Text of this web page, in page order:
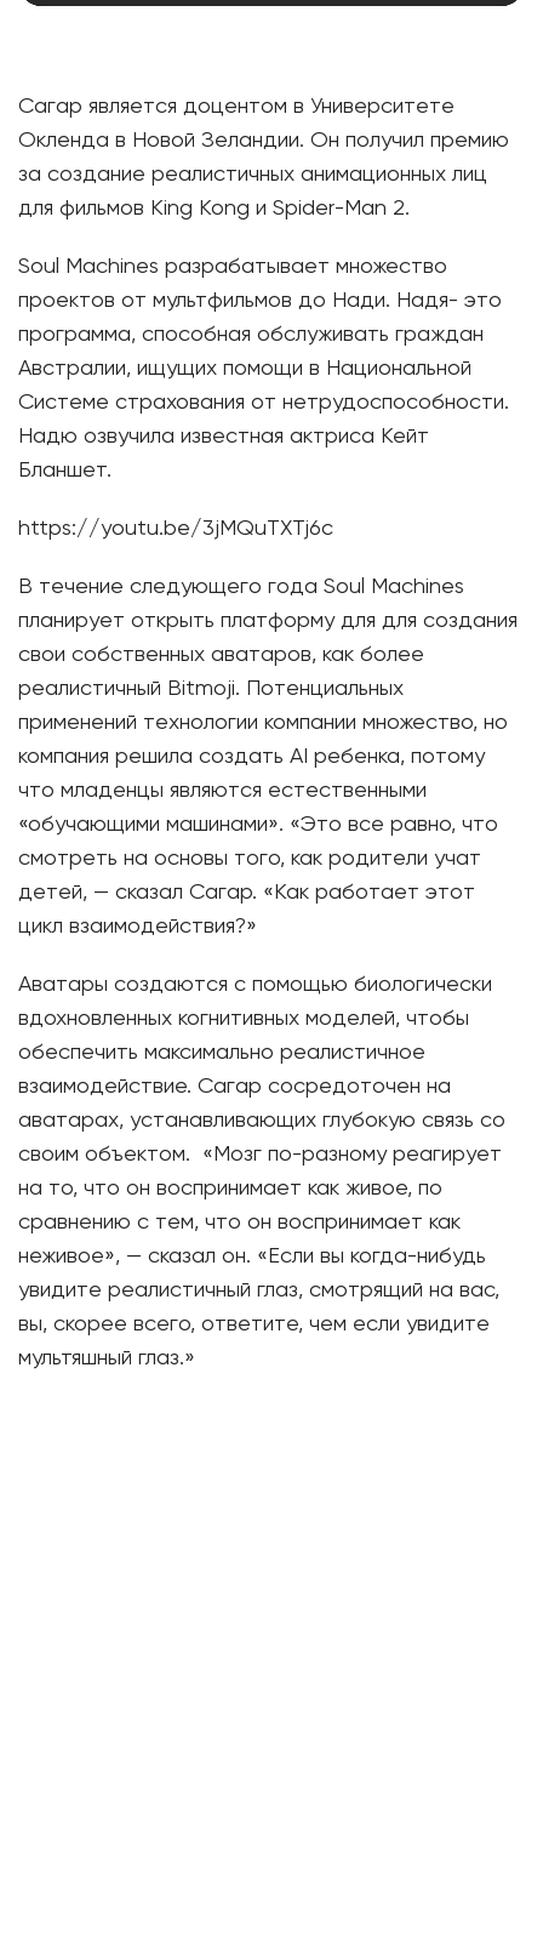
Сагар является доцентом в Университете
Окленда в Новой Зеландии. Он получил премию
за создание реалистичных анимационных лиц
для фильмов King Kong и Spider-Man 2.
Soul Machines разрабатывает множество
проектов от мультфильмов до Нади. Надя- это
программа, способная обслуживать граждан
Австралии, ищущих помощи в Национальной
Системе страхования от нетрудоспособности.
Надю озвучила известная актриса Кейт
Бланшет.
https://youtu.be/3jMQuTXTj6c
В течение следующего года Soul Machines
планирует открыть платформу для для создания
свои собственных аватаров, как более
реалистичный Bitmoji. Потенциальных
применений технологии компании множество, но
компания решила создать AI ребенка, потому
что младенцы являются естественными
«обучающими машинами». «Это все равно, что
смотреть на основы того, как родители учат
детей, — сказал Сагар. «Как работает этот
цикл взаимодействия?»
Аватары создаются с помощью биологически
вдохновленных когнитивных моделей, чтобы
обеспечить максимально реалистичное
взаимодействие. Сагар сосредоточен на
аватарах, устанавливающих глубокую связь со
своим объектом. «Мозг по-разному реагирует
на то, что он воспринимает как живое, по
сравнению с тем, что он воспринимает как
неживое», — сказал он. «Если вы когда-нибудь
увидите реалистичный глаз, смотрящий на вас,
вы, скорее всего, ответите, чем если увидите
мультяшный глаз.»